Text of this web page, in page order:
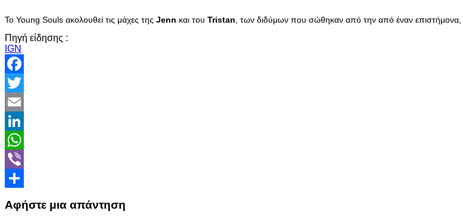
Το Young Souls ακολουθεί τις μάχες της Jenn και του Tristan , των διδύμων που σώθηκαν από την από έναν
Πηγή είδησης :
IGN
Facebook
Twitter
Email
LinkedIn
WhatsApp
Viber
Αφήστε μια απάντηση